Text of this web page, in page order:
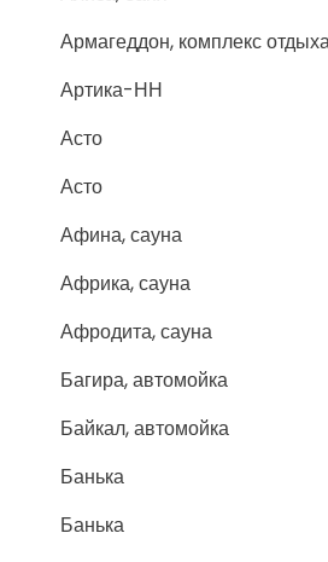
Армагеддон, комплекс
Артика-НН
Асто
Асто
Афина, сауна
Африка, сауна
Афродита, сауна
Багира, автомойка
Байкал, автомойка
Банька
Банька